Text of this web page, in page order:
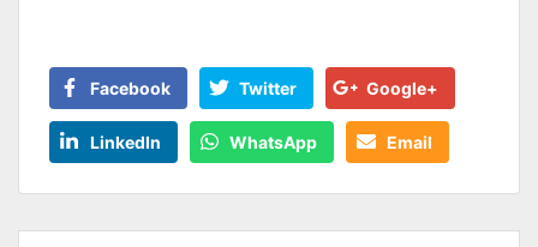
Facebook Twitter Google+
LinkedIn WhatsApp Email